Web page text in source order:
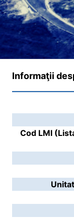
Informaţii
Cod LMI